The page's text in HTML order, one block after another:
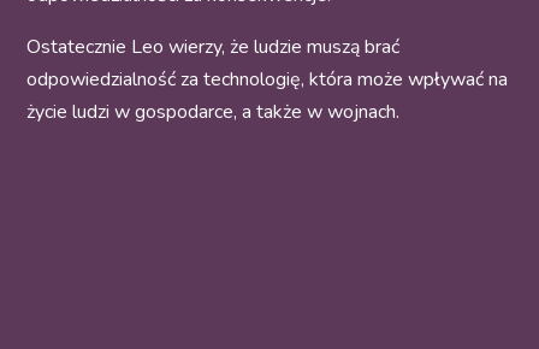
Ostatecznie Leo wierzy, że ludzie muszą brać
odpowiedzialność za technologię, która może wpływać na
życie ludzi w gospodarce, a także w wojnach.